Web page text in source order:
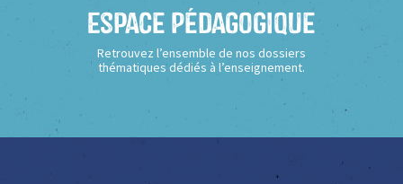
Espace Pédagogique
Retrouvez l’ensemble de nos dossiers
thématiques dédiés à l’enseignement.